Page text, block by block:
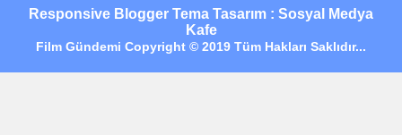
Responsive Blogger Tema Tasarım : Sosyal Medya
Kafe
Film Gündemi Copyright © 2019 Tüm Hakları Saklıdır...